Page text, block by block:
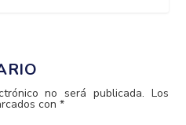
no será publicada. Los
con*